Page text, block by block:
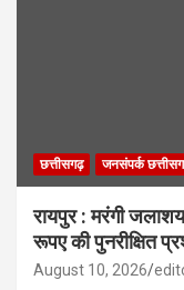
छत्तीसगढ़ जनसंपर्क
रायपुर : मरंगी
रूपए की पुनरीक्षित
August 10, 2026